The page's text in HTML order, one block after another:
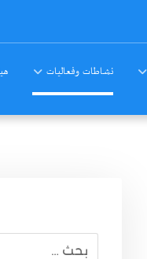
نشاطات وفعاليات